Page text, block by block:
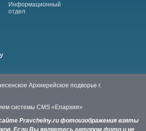
Информационный
отдел
Архиерейское подворье г.
системы CMS «Епархия»
Pravchelny.ru фотоизображения взяты
Если Вы являетесь автором фото и не